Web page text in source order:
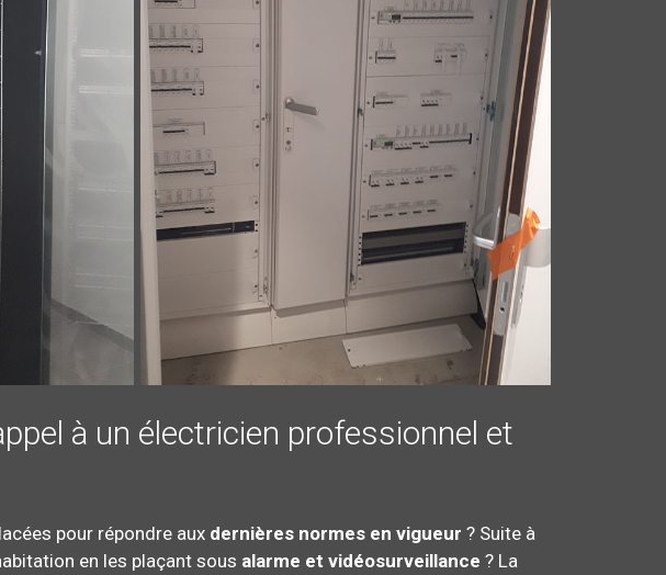
à un électricien professionnel et
pour répondre aux dernières normes en vigueur ? Suite à
en les plaçant sous alarme et vidéosurveillance ? La